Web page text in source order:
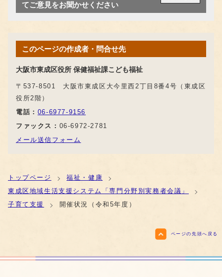
てご意見をお聞かせください
このページの作成者・問合せ先
大阪市東成区役所 保健福祉課こども福祉
〒537-8501 大阪市東成区大今里西2丁目8番4号（東成区
役所2階）
電話： 06-6977-9156
ファックス： 06-6972-2781
メール送信フォーム
トップページ
福祉・健康
東成区地域生活支援システム「専門分野別実務者会議」
子育て支援
開催状況（令和5年度）
ページの先頭へ戻る